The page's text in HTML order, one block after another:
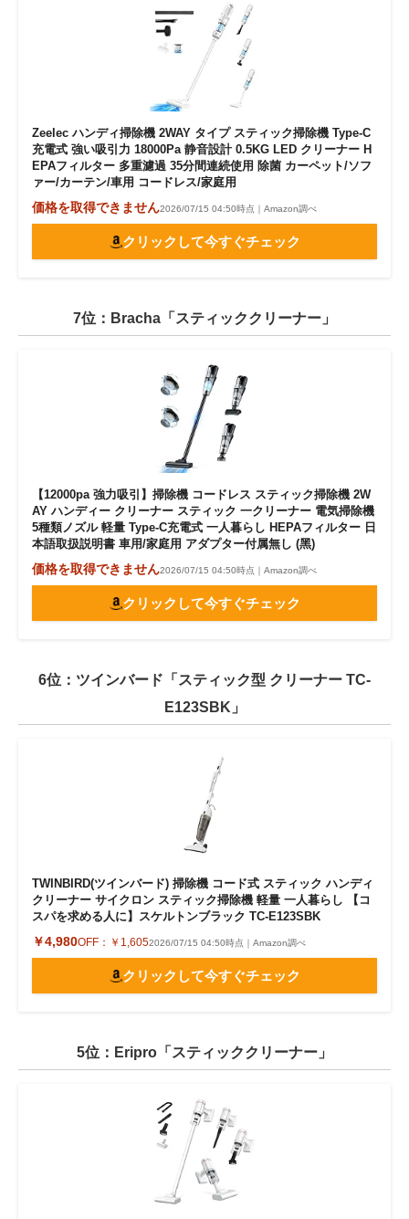
Zeelec ハンディ掃除機 2WAY タイプ スティック掃除機 Type-C
充電式 強い吸引力 18000Pa 静音設計 0.5KG LED クリーナー H
EPAフィルター 多重濾過 35分間連続使用 除菌 カーペット/ソフ
ァー/カーテン/車用 コードレス/家庭用
価格を取得できません2026/07/15 04:50時点｜Amazon調べ
クリックして今すぐチェック
7位：Bracha「スティッククリーナー」
【12000pa 強力吸引】掃除機 コードレス スティック掃除機 2W
AY ハンディー クリーナー スティック 一クリーナー 電気掃除機
5種類ノズル 軽量 Type-C充電式 一人暮らし HEPAフィルター 日
本語取扱説明書 車用/家庭用 アダプター付属無し (黑)
価格を取得できません2026/07/15 04:50時点｜Amazon調べ
クリックして今すぐチェック
6位：ツインバード「スティック型 クリーナー TC-
E123SBK」
TWINBIRD(ツインバード) 掃除機 コード式 スティック ハンディ
クリーナー サイクロン スティック掃除機 軽量 一人暮らし 【コ
スパを求める人に】スケルトンブラック TC-E123SBK
￥4,980OFF： ￥1,6052026/07/15 04:50時点｜Amazon調べ
クリックして今すぐチェック
5位：Eripro「スティッククリーナー」